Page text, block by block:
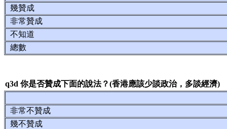
幾贊成
非常贊成
不知道
總數
q3d 你是否贊成下面的說法？(香港應該少談政治，多談經濟)
非常不贊成
幾不贊成